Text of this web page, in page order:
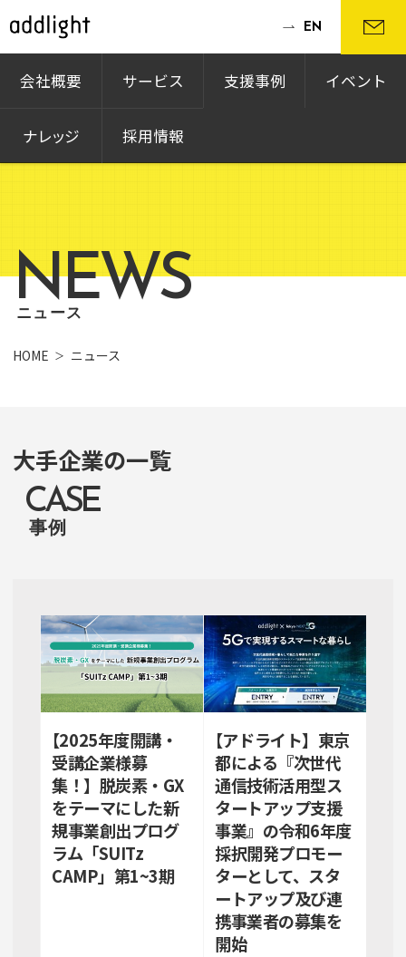
会社概要 サービス 支援事例 イベント
ナレッジ 採用情報
EN
NEWS
ニュース
HOME ニュース
大手企業の一覧
CASE
事例
【2025年度開講・
受講企業様募
集！】脱炭素・GX
をテーマにした新
規事業創出プログ
ラム「SUITz
CAMP」第1~3期
【アドライト】東京
都による『次世代
通信技術活用型ス
タートアップ支援
事業』の令和6年度
採択開発プロモー
ターとして、スタ
ートアップ及び連
携事業者の募集を
開始